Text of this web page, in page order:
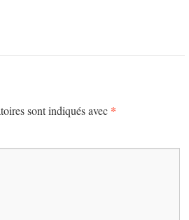
sont indiqués avec *